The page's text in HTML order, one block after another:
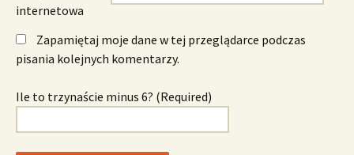
internetowa
Zapamiętaj moje dane w tej przeglądarce podczas
pisania kolejnych komentarzy.
Ile to trzynaście minus 6? (Required)